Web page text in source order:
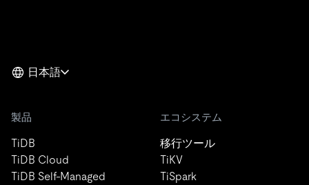
日本語
製品
TiDB
TiDB Cloud
TiDB Self-Managed
エコシステム
移行ツール
TiKV
TiSpark